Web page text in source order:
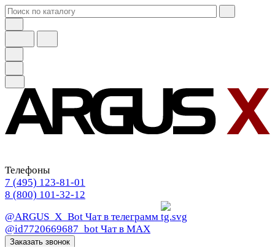
Телефоны
7 (495) 123-81-01
8 (800) 101-32-12
@ARGUS_X_Bot Чат в телеграмм
@id7720669687_bot Чат в МАХ
Заказать звонок